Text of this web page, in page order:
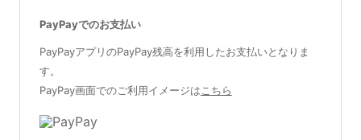
PayPayでのお支払い
PayPayアプリのPayPay残高を利用したお支払いとなりま
す。
PayPay画面でのご利用イメージは こちら